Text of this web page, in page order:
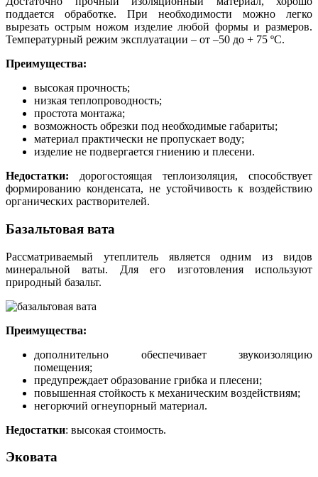
поддается обработке. При необходимости можно легко
вырезать острым ножом изделие любой формы и размеров.
Температурный режим эксплуатации – от –50 до + 75 ºС.
Преимущества:
высокая прочность;
низкая теплопроводность;
простота монтажа;
возможность обрезки под необходимые габариты;
материал практически не пропускает воду;
изделие не подвергается гниению и плесени.
Недостатки: дорогостоящая теплоизоляция, способствует
формированию конденсата, не устойчивость к воздействию
органических растворителей.
Базальтовая вата
Рассматриваемый утеплитель является одним из видов
минеральной ваты. Для его изготовления используют
природный базальт.
Преимущества:
дополнительно обеспечивает звукоизоляцию
помещения;
предупреждает образование грибка и плесени;
повышенная стойкость к механическим воздействиям;
негорючий огнеупорный материал.
Недостатки: высокая стоимость.
Эковата